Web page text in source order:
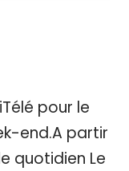
pour le
end.A partir
quotidien Le